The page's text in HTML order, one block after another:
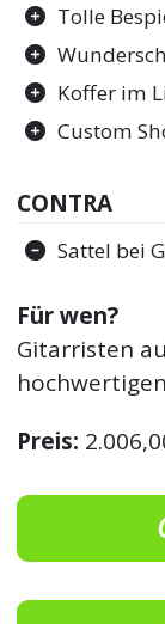
Tolle
Koffer im
Custom
CONTRA
Sattel bei
Für wen?
Gitarristen
Preis: